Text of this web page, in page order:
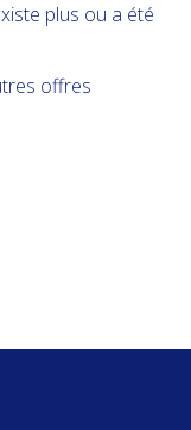
plus ou a été
offres